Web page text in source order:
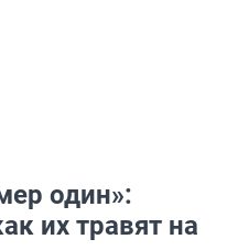
один»:
их травят на